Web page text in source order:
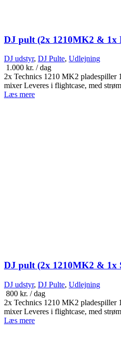
DJ pult (2x 1210MK2 & 1x
DJ udstyr, DJ Pulte, Udlejning
1.000 kr. / dag
2x Technics 1210 MK2
mixer Leveres i flightcase, med
Læs mere
DJ pult (2x 1210MK2 & 1x
DJ udstyr, DJ Pulte, Udlejning
800 kr. / dag
2x Technics 1210 MK2 pladespiller
mixer Leveres i flightcase, med
Læs mere